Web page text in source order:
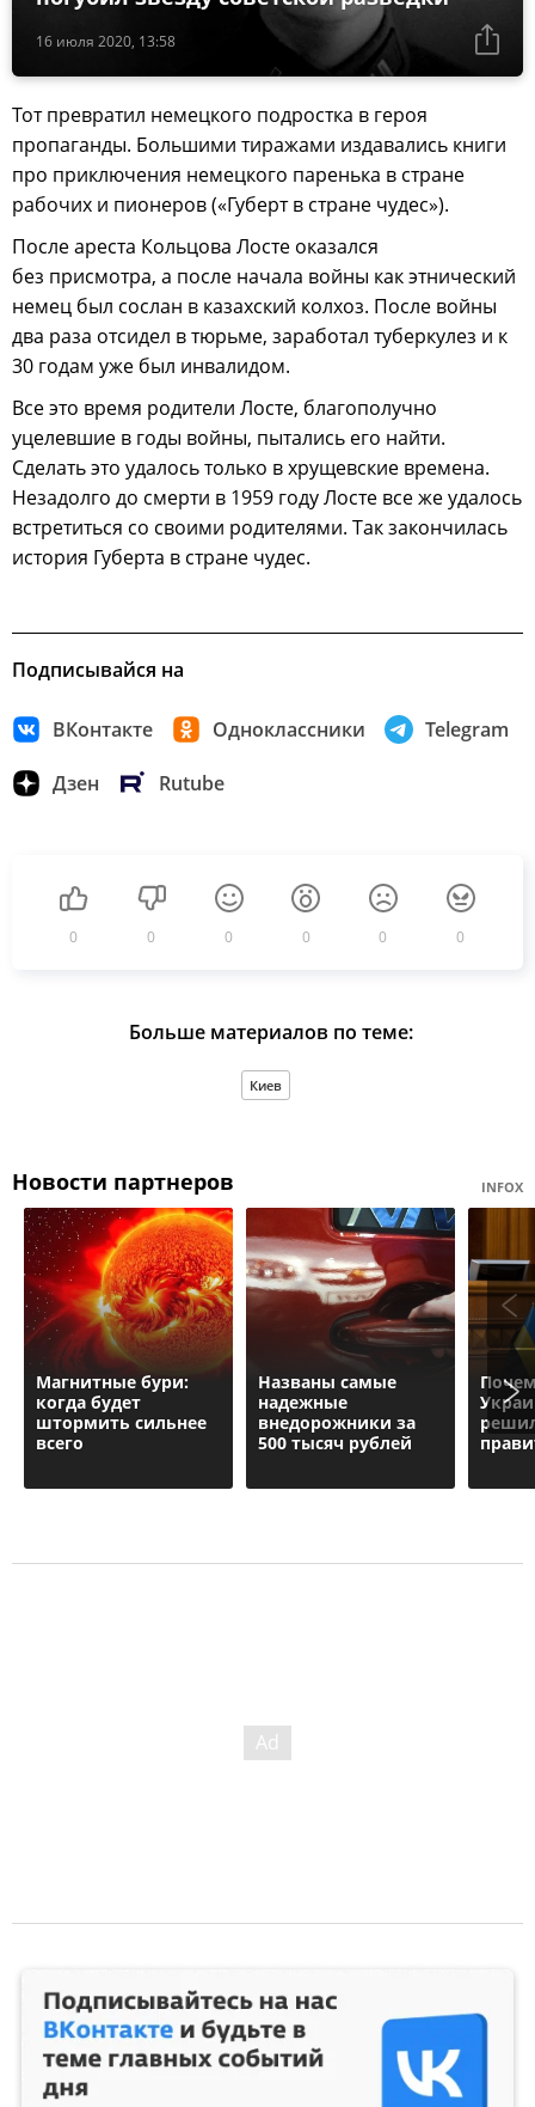
16 июля 2020, 13:58
Тот превратил немецкого подростка в героя
пропаганды. Большими тиражами издавались книги
про приключения немецкого паренька в стране
рабочих и пионеров («Губерт в стране чудес»).
После ареста Кольцова Лосте оказался
без присмотра, а после начала войны как этнический
немец был сослан в казахский колхоз. После войны
два раза отсидел в тюрьме, заработал туберкулез и к
30 годам уже был инвалидом.
Все это время родители Лосте, благополучно
уцелевшие в годы войны, пытались его найти.
Сделать это удалось только в хрущевские времена.
Незадолго до смерти в 1959 году Лосте все же удалось
встретиться со своими родителями. Так закончилась
история Губерта в стране чудес.
Подписывайся на
ВКонтакте Одноклассники Telegram
Дзен Rutube
0 0 0 0 0 0
Больше материалов по теме:
Киев
Новости партнеров INFOX
Магнитные бури:
когда будет
штормить сильнее
всего
Названы самые
надежные
внедорожники за
500 тысяч рублей